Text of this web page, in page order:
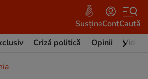
SusțineContCaută
Criză politică Opinii Video